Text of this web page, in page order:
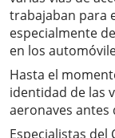
trabajaban para
especialmente
en los
Hasta el
identidad de las
aeronaves antes
Especialistas del